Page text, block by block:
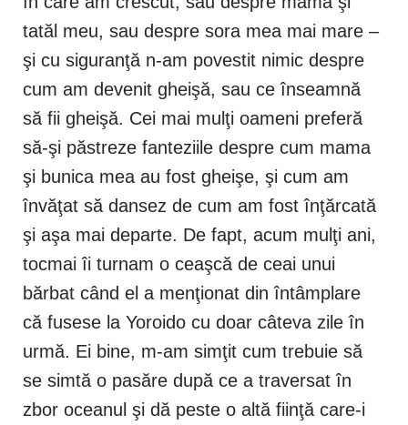
tatăl meu, sau despre sora mea mai mare –
şi cu siguranţă n-am povestit nimic despre
cum am devenit gheişă, sau ce înseamnă
să fii gheişă. Cei mai mulţi oameni preferă
să-şi păstreze fanteziile despre cum mama
şi bunica mea au fost gheişe, şi cum am
învăţat să dansez de cum am fost înţărcată
şi aşa mai departe. De fapt, acum mulţi ani,
tocmai îi turnam o ceaşcă de ceai unui
bărbat când el a menţionat din întâmplare
că fusese la Yoroido cu doar câteva zile în
urmă. Ei bine, m-am simţit cum trebuie să
se simtă o pasăre după ce a traversat în
zbor oceanul şi dă peste o altă fiinţă care-i